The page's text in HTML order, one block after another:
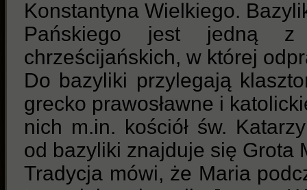
Konstantyna Wielkiego.
Pańskiego jest jedną z
chrześcijańskich, w której
Do bazyliki przylegają
grecko prawosławne i
nich m.in. kościół św.
od bazyliki znajduje się Grota
Tradycja mówi, że Maria